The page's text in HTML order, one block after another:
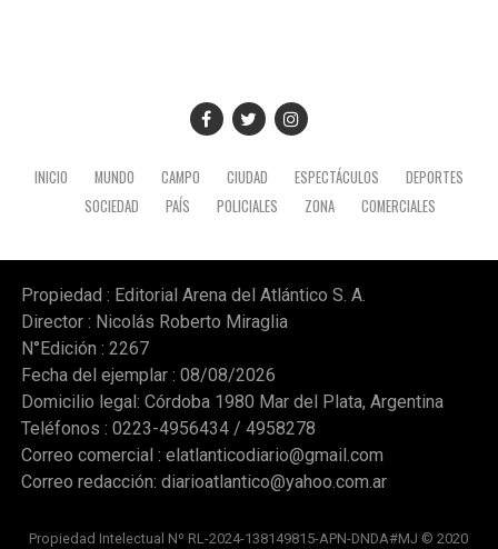
INICIO MUNDO CAMPO CIUDAD ESPECTÁCULOS
DEPORTES
SOCIEDAD
PAÍS POLICIALES ZONA COMERCIALES
Propiedad : Editorial Arena del Atlántico S. A.
Director : Nicolás Roberto Miraglia
N°Edición : 2267
Fecha del ejemplar : 08/08/2026
Domicilio legal: Córdoba 1980 Mar del Plata, Argentina
Teléfonos : 0223-4956434 / 4958278
Correo comercial : elatlanticodiario@gmail.com
Correo redacción: diarioatlantico@yahoo.com.ar
Propiedad Intelectual Nº RL-2024-138149815-APN-DNDA#MJ © 2020